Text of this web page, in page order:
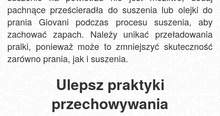
pachnące prześcieradła do suszenia lub olejki do
prania Giovani podczas procesu suszenia, aby
zachować zapach. Należy unikać przeładowania
pralki, ponieważ może to zmniejszyć skuteczność
zarówno prania, jak i suszenia.
Ulepsz praktyki
przechowywania